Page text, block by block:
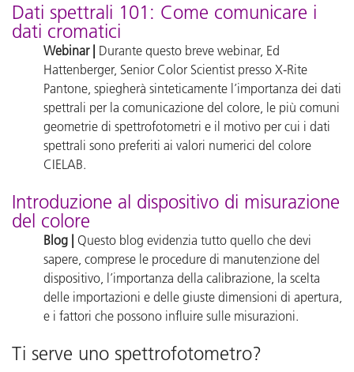
Dati spettrali 101: Come comunicare i
dati cromatici
Webinar | Durante questo breve webinar, Ed
Hattenberger, Senior Color Scientist presso X-Rite
Pantone, spiegherà sinteticamente l’importanza dei dati
spettrali per la comunicazione del colore, le più comuni
geometrie di spettrofotometri e il motivo per cui i dati
spettrali sono preferiti ai valori numerici del colore
CIELAB.
Introduzione al dispositivo di misurazione
del colore
Blog | Questo blog evidenzia tutto quello che devi
sapere, comprese le procedure di manutenzione del
dispositivo, l’importanza della calibrazione, la scelta
delle importazioni e delle giuste dimensioni di apertura,
e i fattori che possono influire sulle misurazioni.
Ti serve uno spettrofotometro?